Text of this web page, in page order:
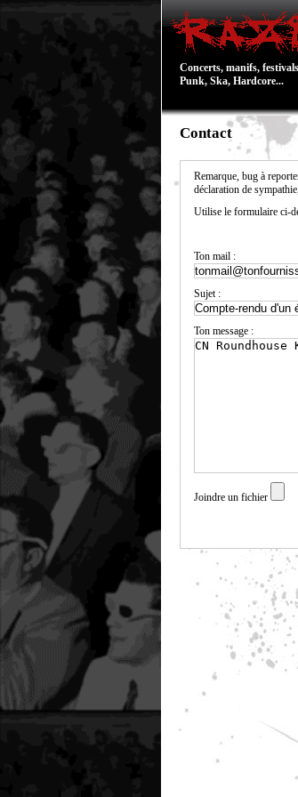
Concerts, manifs, festivals
Punk, Ska, Hardcore...
Contact
Remarque, bug à
déclaration de
Utilise le formulaire ci-
Ton mail :
Sujet :
Ton message :
Joindre un fichier